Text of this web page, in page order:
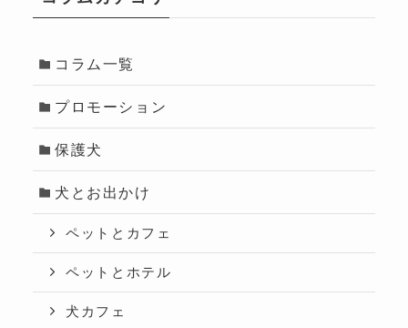
コラム一覧
プロモーション
保護犬
犬とお出かけ
ペットとカフェ
ペットとホテル
犬カフェ